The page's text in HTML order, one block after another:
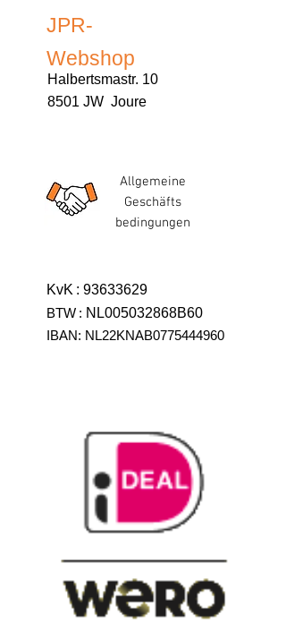
JPR-
Webshop
Halbertsmastr. 10
8501 JW Joure
Allgemeine
Geschäfts
bedingungen
KvK : 93633629
BTW : NL005032868B60
IBAN: NL22KNAB0775444960